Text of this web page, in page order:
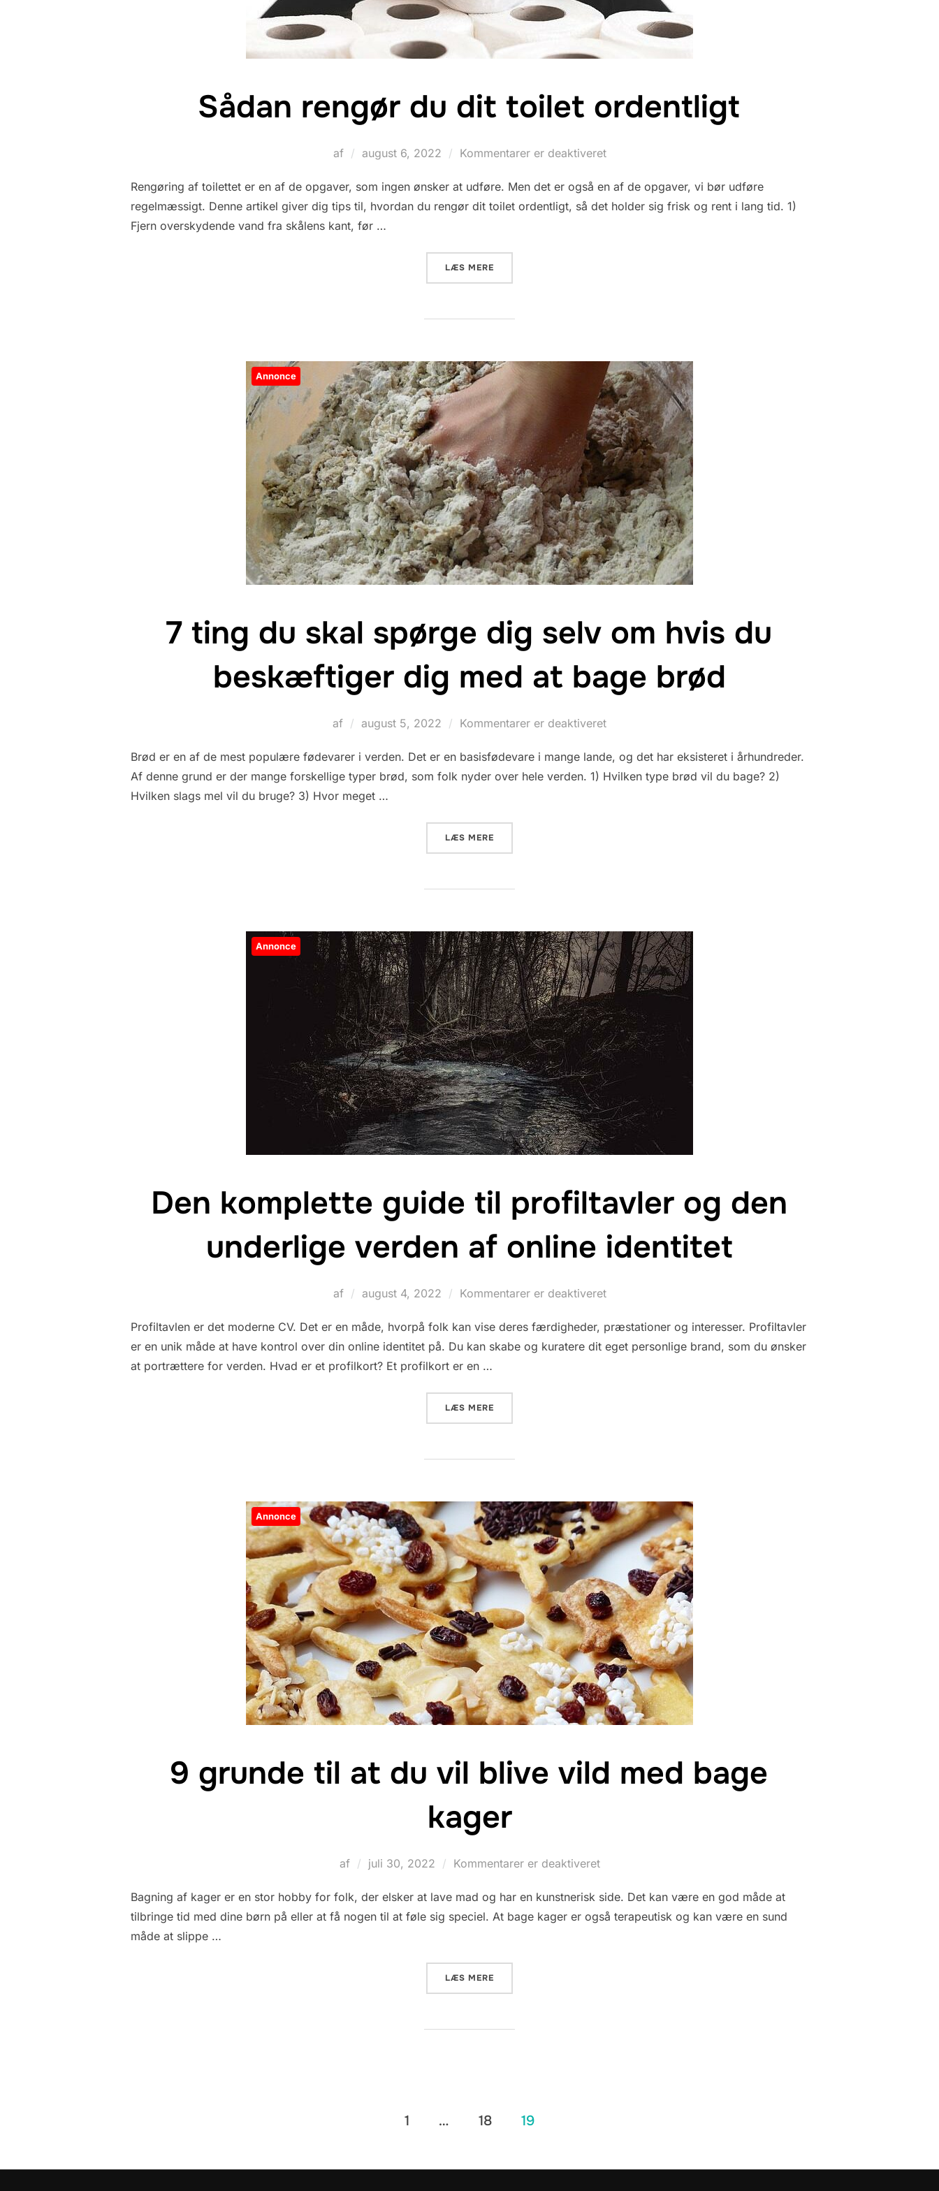
Sådan rengør du dit toilet ordentligt
af
Udgivet
august 6, 2022 Kommentarer er deaktiveret
Rengøring af toilettet er en af de opgaver, som ingen ønsker at udføre. Men det er også en af de opgaver, vi bør udføre
regelmæssigt. Denne artikel giver dig tips til, hvordan du rengør dit toilet ordentligt, så det holder sig frisk og rent i lang tid. 1)
Fjern overskydende vand fra skålens kant, før …
LÆS MERE
Annonce
7 ting du skal spørge dig selv om hvis du
beskæftiger dig med at bage brød
af
Udgivet
august 5, 2022 Kommentarer er deaktiveret
Brød er en af de mest populære fødevarer i verden. Det er en basisfødevare i mange lande, og det har eksisteret i århundreder.
Af denne grund er der mange forskellige typer brød, som folk nyder over hele verden. 1) Hvilken type brød vil du bage? 2)
Hvilken slags mel vil du bruge? 3) Hvor meget …
LÆS MERE
Annonce
Den komplette guide til profiltavler og den
underlige verden af online identitet
af
Udgivet
august 4, 2022 Kommentarer er deaktiveret
Profiltavlen er det moderne CV. Det er en måde, hvorpå folk kan vise deres færdigheder, præstationer og interesser. Profiltavler
er en unik måde at have kontrol over din online identitet på. Du kan skabe og kuratere dit eget personlige brand, som du ønsker
at portrættere for verden. Hvad er et profilkort? Et profilkort er en …
LÆS MERE
Annonce
9 grunde til at du vil blive vild med bage
kager
af
Udgivet
juli 30, 2022 Kommentarer er deaktiveret
Bagning af kager er en stor hobby for folk, der elsker at lave mad og har en kunstnerisk side. Det kan være en god måde at
tilbringe tid med dine børn på eller at få nogen til at føle sig speciel. At bage kager er også terapeutisk og kan være en sund
måde at slippe …
LÆS MERE
1 … 18 19